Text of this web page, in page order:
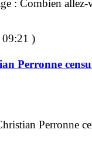
)
Perronne